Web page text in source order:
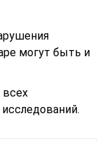
могут быть и
всех